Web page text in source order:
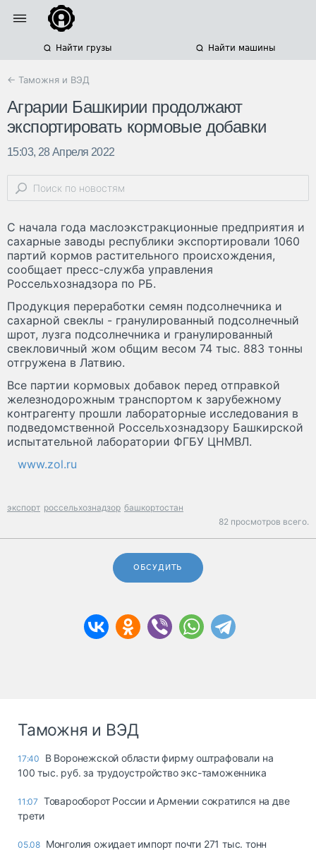
Найти грузы Найти машины
← Таможня и ВЭД
Аграрии Башкирии продолжают
экспортировать кормовые добавки
15:03, 28 Апреля 2022
С начала года маслоэкстракционные предприятия и
сахарные заводы республики экспортировали 1060
партий кормов растительного происхождения,
сообщает пресс-служба управления
Россельхознадзора по РБ.
Продукция переработки семян подсолнечника и
сахарной свеклы - гранулированный подсолнечный
шрот, лузга подсолнечника и гранулированный
свекловичный жом общим весом 74 тыс. 883 тонны
отгружена в Латвию.
Все партии кормовых добавок перед отправкой
железнодорожным транспортом к зарубежному
контрагенту прошли лабораторные исследования в
подведомственной Россельхознадзору Башкирской
испытательной лаборатории ФГБУ ЦНМВЛ.
www.zol.ru
экспорт россельхознадзор башкортостан
82 просмотров всего.
ОБСУДИТЬ
Таможня и ВЭД
17:40
В Воронежской области фирму оштрафовали на
100 тыс. руб. за трудоустройство экс-таможенника
11:07 Товарооборот России и Армении сократился на две
трети
05.08 Монголия ожидает импорт почти 271 тыс. тонн